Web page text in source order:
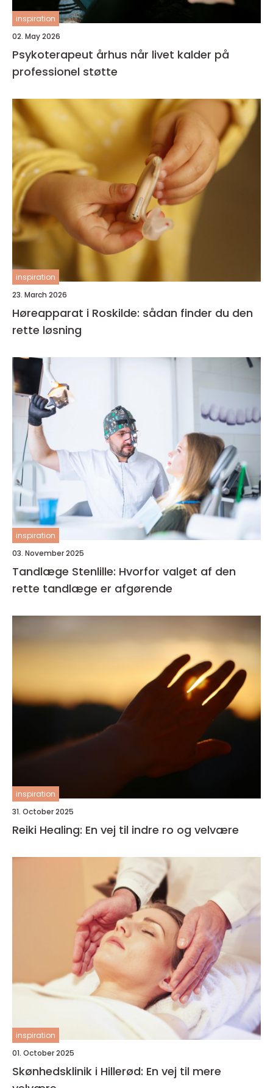
inspiration
02. May 2026
Psykoterapeut århus når livet kalder på
professionel støtte
inspiration
23. March 2026
Høreapparat i Roskilde: sådan finder du den
rette løsning
inspiration
03. November 2025
Tandlæge Stenlille: Hvorfor valget af den
rette tandlæge er afgørende
inspiration
31. October 2025
Reiki Healing: En vej til indre ro og velvære
inspiration
01. October 2025
Skønhedsklinik i Hillerød: En vej til mere